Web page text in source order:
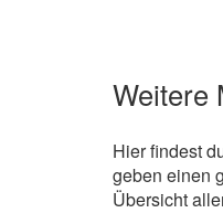
Weitere
Hier findest
geben einen
Übersicht